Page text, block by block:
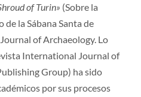
of Turin» (Sobre la
la Sábana Santa de
of Archaeology. Lo
International Journal of
Group) ha sido
por sus procesos